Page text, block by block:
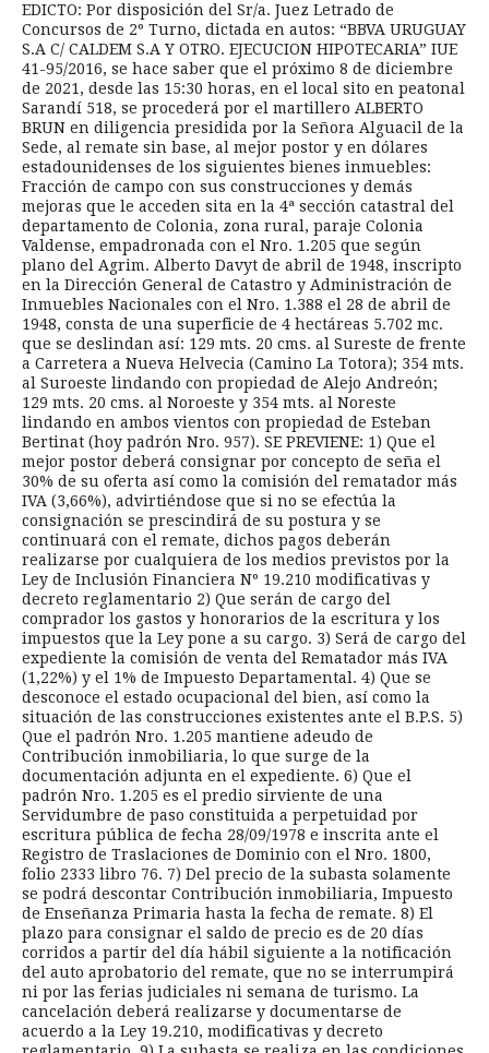
EDICTO: Por disposición del Sr/a. Juez Letrado de
Concursos de 2º Turno, dictada en autos: “BBVA URUGUAY
S.A C/ CALDEM S.A Y OTRO. EJECUCION HIPOTECARIA” IUE
41-95/2016, se hace saber que el próximo 8 de diciembre
de 2021, desde las 15:30 horas, en el local sito en peatonal
Sarandí 518, se procederá por el martillero ALBERTO
BRUN en diligencia presidida por la Señora Alguacil de la
Sede, al remate sin base, al mejor postor y en dólares
estadounidenses de los siguientes bienes inmuebles:
Fracción de campo con sus construcciones y demás
mejoras que le acceden sita en la 4ª sección catastral del
departamento de Colonia, zona rural, paraje Colonia
Valdense, empadronada con el Nro. 1.205 que según
plano del Agrim. Alberto Davyt de abril de 1948, inscripto
en la Dirección General de Catastro y Administración de
Inmuebles Nacionales con el Nro. 1.388 el 28 de abril de
1948, consta de una superficie de 4 hectáreas 5.702 mc.
que se deslindan así: 129 mts. 20 cms. al Sureste de frente
a Carretera a Nueva Helvecia (Camino La Totora); 354 mts.
al Suroeste lindando con propiedad de Alejo Andreón;
129 mts. 20 cms. al Noroeste y 354 mts. al Noreste
lindando en ambos vientos con propiedad de Esteban
Bertinat (hoy padrón Nro. 957). SE PREVIENE: 1) Que el
mejor postor deberá consignar por concepto de seña el
30% de su oferta así como la comisión del rematador más
IVA (3,66%), advirtiéndose que si no se efectúa la
consignación se prescindirá de su postura y se
continuará con el remate, dichos pagos deberán
realizarse por cualquiera de los medios previstos por la
Ley de Inclusión Financiera Nº 19.210 modificativas y
decreto reglamentario 2) Que serán de cargo del
comprador los gastos y honorarios de la escritura y los
impuestos que la Ley pone a su cargo. 3) Será de cargo del
expediente la comisión de venta del Rematador más IVA
(1,22%) y el 1% de Impuesto Departamental. 4) Que se
desconoce el estado ocupacional del bien, así como la
situación de las construcciones existentes ante el B.P.S. 5)
Que el padrón Nro. 1.205 mantiene adeudo de
Contribución inmobiliaria, lo que surge de la
documentación adjunta en el expediente. 6) Que el
padrón Nro. 1.205 es el predio sirviente de una
Servidumbre de paso constituida a perpetuidad por
escritura pública de fecha 28/09/1978 e inscrita ante el
Registro de Traslaciones de Dominio con el Nro. 1800,
folio 2333 libro 76. 7) Del precio de la subasta solamente
se podrá descontar Contribución inmobiliaria, Impuesto
de Enseñanza Primaria hasta la fecha de remate. 8) El
plazo para consignar el saldo de precio es de 20 días
corridos a partir del día hábil siguiente a la notificación
del auto aprobatorio del remate, que no se interrumpirá
ni por las ferias judiciales ni semana de turismo. La
cancelación deberá realizarse y documentarse de
acuerdo a la Ley 19.210, modificativas y decreto